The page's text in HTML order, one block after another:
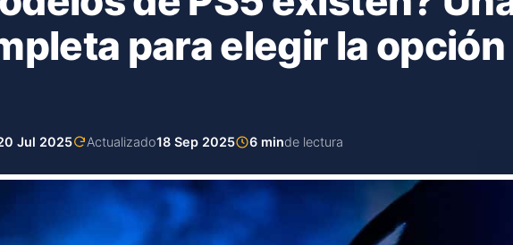
para elegir la opción
Jul 2025 Actualizado18 Sep 2025 6 minde lectura